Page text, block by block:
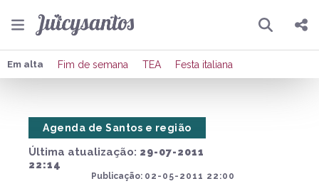
Pesquisar
Compartilhar
Em alta Fim de semana TEA Festa italiana
Última atualização: 29-07-2011
22:14
Publicação: 02-05-2011 22:00
Agenda de Santos e região